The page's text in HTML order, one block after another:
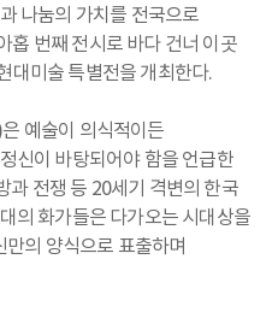
나눔의 가치를 전국으로
홉 번째 전시로 바다 건너 이곳
대미술 특별전을 개최한다.
예술이 의식적이든
신이 바탕되어야 함을 언급한
과 전쟁 등 20세기 격변의 한국
의 화가들은 다가오는 시대상을
의 양식으로 표출하며